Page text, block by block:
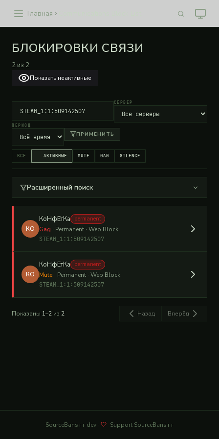
Главная
БЛОКИРОВКИ СВЯЗИ
2 из 2
Показать неактивные
СЕРВЕР
ПЕРИОД
ПРИМЕНИТЬ
ВСЕ АКТИВНЫЕ MUTE GAG SILENCE
Расширенный поиск
КО
КоНфЕтКа permanent
Gag · Permanent · Web Block
STEAM_1:1:509142507
КО
КоНфЕтКа permanent
Mute · Permanent · Web Block
STEAM_1:1:509142507
Показаны 1–2 из 2 Назад Вперёд
SourceBans++dev · Support SourceBans++